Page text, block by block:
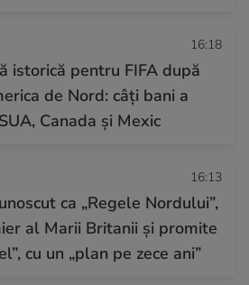
16:18
istorică pentru FIFA după
de Nord: câți bani a
Canada și Mexic
16:13
ca „Regele Nordului”,
al Marii Britanii și promite
cu un „plan pe zece ani”